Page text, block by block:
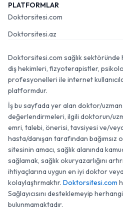
PLATFORMLAR
Doktorsitesi.com
Doktorsitesi.az
Doktorsitesi.com sağlık sektöründe
diş hekimleri, fizyoterapistler,
profesyonelleri ile internet
platformdur.
İş bu sayfada yer alan doktor/uzman
değerlendirmeleri, ilgili doktorun/
emri, talebi, önerisi, tavsiyesi ve/veya
hasta/danışan tarafından bağımsız
sitesinin amacı, sağlık alanında
sağlamak, sağlık okuryazarlığını
ihtiyaçlarına uygun en iyi doktor veya
kolaylaştırmaktır. Doktorsitesi.com
Sağlayıcısını desteklemeyip
bulunmamaktadır.